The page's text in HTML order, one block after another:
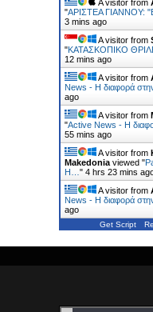
A visitor from
"ΑΡΙΣΤΕΑ ΓΙΑΝΝΟΥ:
3 mins ago
A visitor from
"ΚΑΤΑΣΚΟΠΙΚΟ
12 mins ago
A visitor from
News - Η διαφορά
ago
A visitor from
"Active News - Η
55 mins ago
A visitor from
Makedonia viewed "
Η… " 4 hrs 23 mins
A visitor from
News - Η διαφορά
ago
Get Script